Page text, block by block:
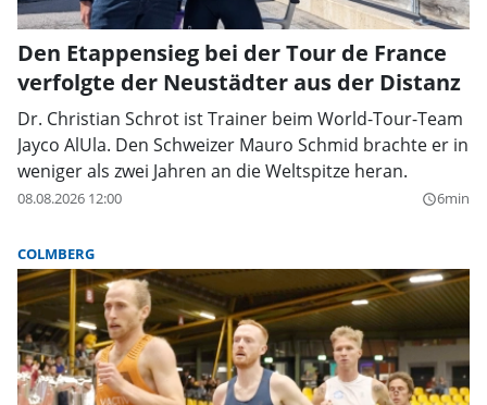
Den Etappensieg bei der Tour de France
verfolgte der Neustädter aus der Distanz
Dr. Christian Schrot ist Trainer beim World-Tour-Team
Jayco AlUla. Den Schweizer Mauro Schmid brachte er in
weniger als zwei Jahren an die Weltspitze heran.
08.08.2026 12:00 query_builder6min
COLMBERG